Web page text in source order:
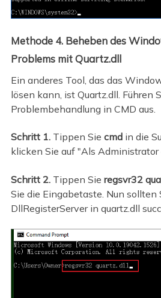
Methode 4. Beheben des
Problems mit Quartz.dll
Ein anderes Tool, das das
lösen kann, ist Quartz.dll. Führen
Problembehandlung in CMD aus.
Schritt 1. Tippen Sie cmdin die
klicken Sie auf "Als Administrator
Schritt 2. Tippen Sie regsvr32
Sie die Eingabetaste. Nun sollten
DllRegisterServer in quartz.dll